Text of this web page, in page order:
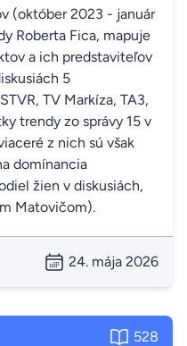
(október 2023 - január
Roberta Fica, mapuje
a ich predstaviteľov
5
TV Markíza, TA3,
trendy zo správy 15 v
z nich sú však
domínancia
žien v diskusiách,
Matovičom).
24. mája 2026
528